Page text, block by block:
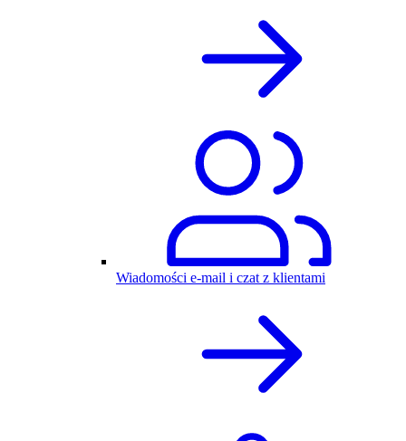
Wiadomości e-mail i czat z klientami